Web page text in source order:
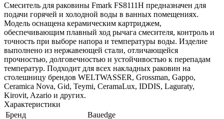
Смеситель для раковины Fmark FS8111H предназначен для
подачи горячей и холодной воды в ванных помещениях.
Модель оснащена керамическим картриджем,
обеспечивающим плавный ход рычага смесителя, контроль и
точность при выборе напора и температуры воды. Изделие
выполнено из нержавеющей стали, отличающейся
прочностью, долговечностью и устойчивостью к перепадам
температур. Подходит для всех накладных раковин на
столешницу брендов WELTWASSER, Grossman, Gappo,
Ceramica Nova, Gid, Teymi, CeramaLux, IDDIS, Laguraty,
Kirovit, Azario и других.
Характеристики
Бренд
Bauedge